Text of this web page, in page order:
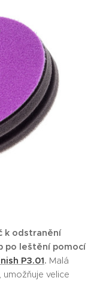
k odstranění
po leštění pomocí
P3.01. Malá
velice